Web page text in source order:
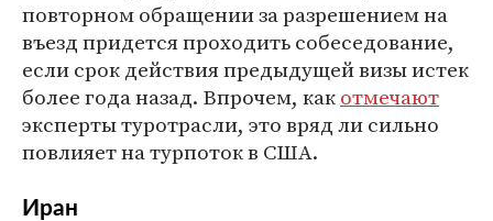
повторном обращении за разрешением на
въезд придется проходить собеседование,
если срок действия предыдущей визы истек
более года назад. Впрочем, какотмечают
эксперты туротрасли, это вряд ли сильно
повлияет на турпоток в США.
Иран